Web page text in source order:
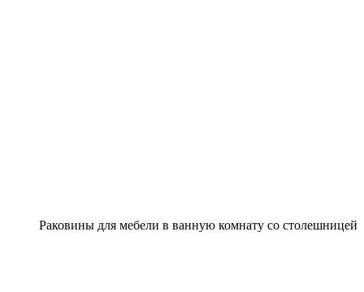
Раковины для мебели в ванную комнату со столешницей